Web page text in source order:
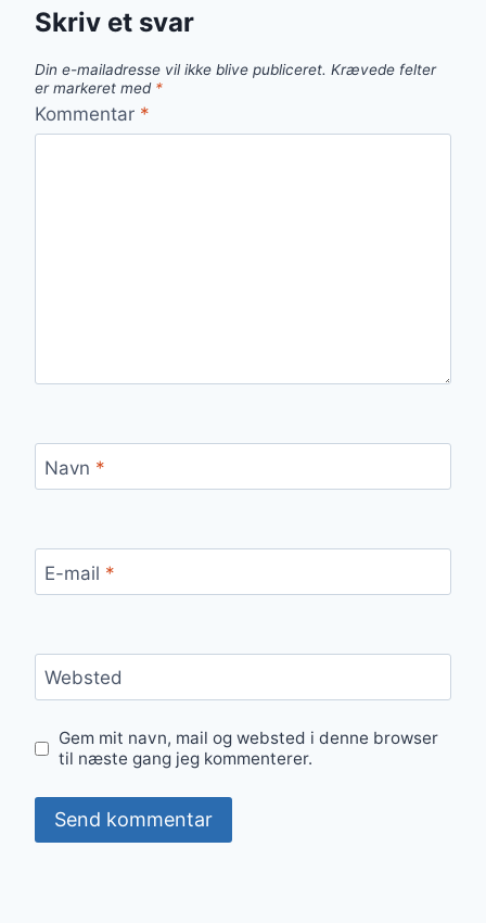
Skriv et svar
Din e-mailadresse vil ikke blive publiceret. Krævede felter
er markeret med *
Kommentar *
Navn *
E-mail *
Websted
Gem mit navn, mail og websted i denne browser
til næste gang jeg kommenterer.